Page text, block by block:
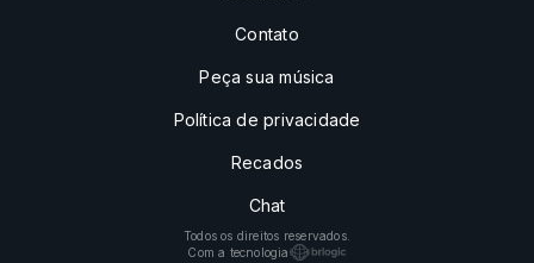
Contato
Peça sua música
Política de privacidade
Recados
Chat
Todos os direitos reservados.
Com a tecnologia